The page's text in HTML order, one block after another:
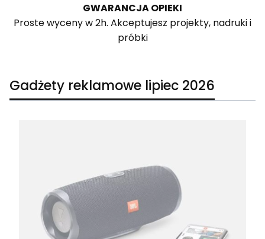
GWARANCJA OPIEKI
Proste wyceny w 2h. Akceptujesz projekty, nadruki i
próbki
Gadżety reklamowe lipiec 2026